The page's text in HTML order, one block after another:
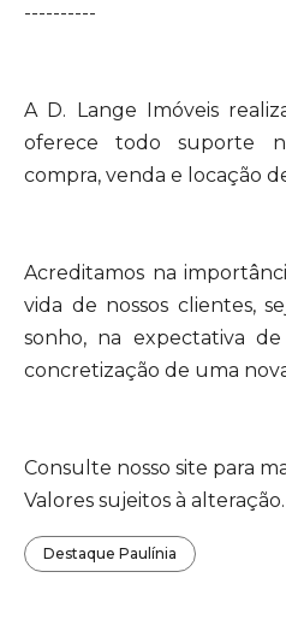
----------
A D. Lange Imóveis
oferece todo suporte
compra, venda e locação
Acreditamos na
vida de nossos clientes,
sonho, na expectativa
concretização de uma
Consulte nosso site para
Valores sujeitos à alteração.
Destaque Paulínia